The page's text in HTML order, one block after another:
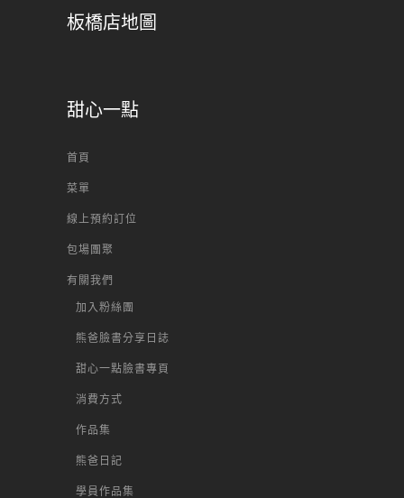
板橋店地圖
甜心一點
首頁
菜單
線上預約訂位
包場團聚
有關我們
加入粉絲團
熊爸臉書分享日誌
甜心一點臉書專頁
消費方式
作品集
熊爸日記
學員作品集